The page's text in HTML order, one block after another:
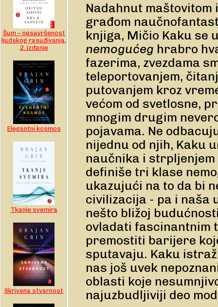
Šum – nesavršenost
ljudskog rasuđivanja,
2. izdanje
Elegantni kosmos
Tkanje svemira
Skrivena stvarnost
Nadahnut maštovitom
građom
knjiga, Mičio Kaku se
nemogućeg hrabro
fazerima, zvezdama
teleportovanjem,
putovanjem kroz
većom od svetlosne,
mnogim drugim
pojavama. Ne
nijednu od njih, Kaku
naučnika i
definiše tri klase
ukazujući na to da bi
civilizacija - pa i naša
nešto bližoj
ovladati fascinantnim
premostiti barijere
sputavaju. Kaku
nas još uvek
oblasti koje
najuzbudljiviji deo